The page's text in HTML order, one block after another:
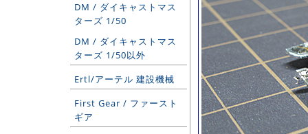
DM / ダイキャストマス
ターズ 1/50
DM / ダイキャストマス
ターズ 1/50以外
Ertl/アーテル 建設機械
First Gear / ファースト
ギア